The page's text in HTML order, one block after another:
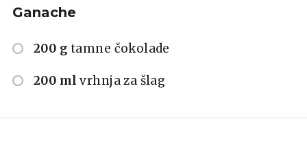
Ganache
200 g tamne čokolade
200 ml vrhnja za šlag